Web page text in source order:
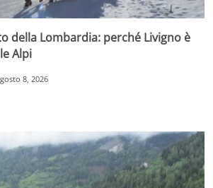
della Lombardia: perché Livigno è
Alpi
8, 2026